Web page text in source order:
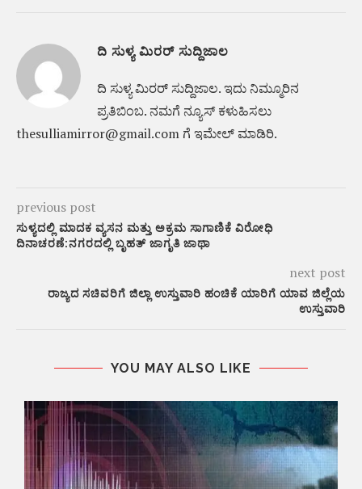
ದಿ ಸುಳ್ಯ ಮಿರರ್ ಸುದ್ದಿಜಾಲ
ದಿ ಸುಳ್ಯ ಮಿರರ್‌ ಸುದ್ದಿಜಾಲ. ಇದು ನಿಮ್ಮೂರಿನ
ಪ್ರತಿಬಿಂಬ. ನಮಗೆ ನ್ಯೂಸ್‌ ಕಳುಹಿಸಲು
thesulliamirror@gmail.com ಗೆ ಇಮೇಲ್ ಮಾಡಿರಿ.
previous post
ಸುಳ್ಯದಲ್ಲಿ ಮಾದಕ ವ್ಯಸನ ಮತ್ತು ಅಕ್ರಮ ಸಾಗಾಣಿಕೆ ವಿರೋಧಿ
ದಿನಾಚರಣೆ:ನಗರದಲ್ಲಿ ಬೃಹತ್ ಜಾಗೃತಿ ಜಾಥಾ
next post
ರಾಜ್ಯದ ಸಚಿವರಿಗೆ ಜಿಲ್ಲಾ ಉಸ್ತುವಾರಿ ಹಂಚಿಕೆ ಯಾರಿಗೆ ಯಾವ ಜಿಲ್ಲೆಯ
ಉಸ್ತುವಾರಿ
YOU MAY ALSO LIKE